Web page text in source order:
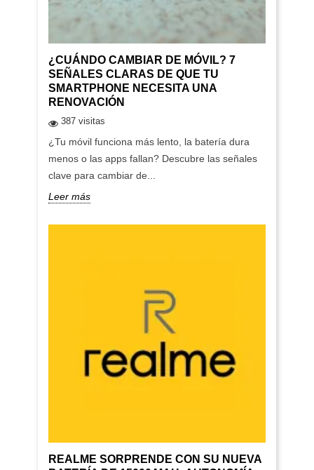
¿CUÁNDO CAMBIAR DE MÓVIL? 7
SEÑALES CLARAS DE QUE TU
SMARTPHONE NECESITA UNA
RENOVACIÓN
387 visitas
¿Tu móvil funciona más lento, la batería dura
menos o las apps fallan? Descubre las señales
clave para cambiar de...
Leer más
REALME SORPRENDE CON SU NUEVA